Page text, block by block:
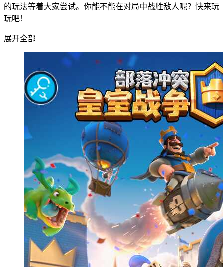
的玩法等着大家尝试。你能不能在对局中战胜敌人呢？快来玩
玩吧！
展开全部